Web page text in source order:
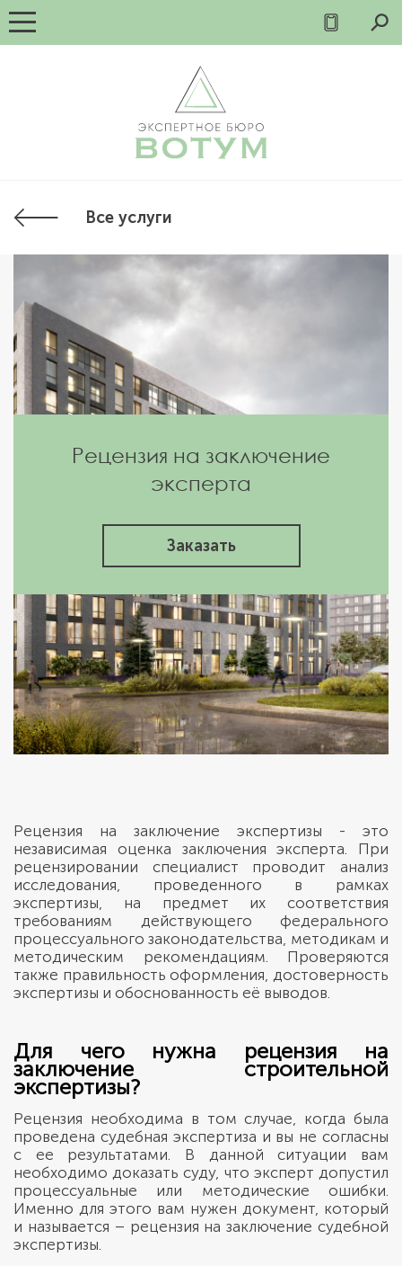
Все услуги
Рецензия на заключение
эксперта
Заказать
Рецензия на заключение экспертизы - это
независимая оценка заключения эксперта. При
рецензировании специалист проводит анализ
исследования, проведенного в рамках
экспертизы, на предмет их соответствия
требованиям действующего федерального
процессуального законодательства, методикам и
методическим рекомендациям. Проверяются
также правильность оформления, достоверность
экспертизы и обоснованность её выводов.
Для чего нужна рецензия на
заключение строительной
экспертизы?
Рецензия необходима в том случае, когда была
проведена судебная экспертиза и вы не согласны
с ее результатами. В данной ситуации вам
необходимо доказать суду, что эксперт допустил
процессуальные или методические ошибки.
Именно для этого вам нужен документ, который
и называется – рецензия на заключение судебной
экспертизы.